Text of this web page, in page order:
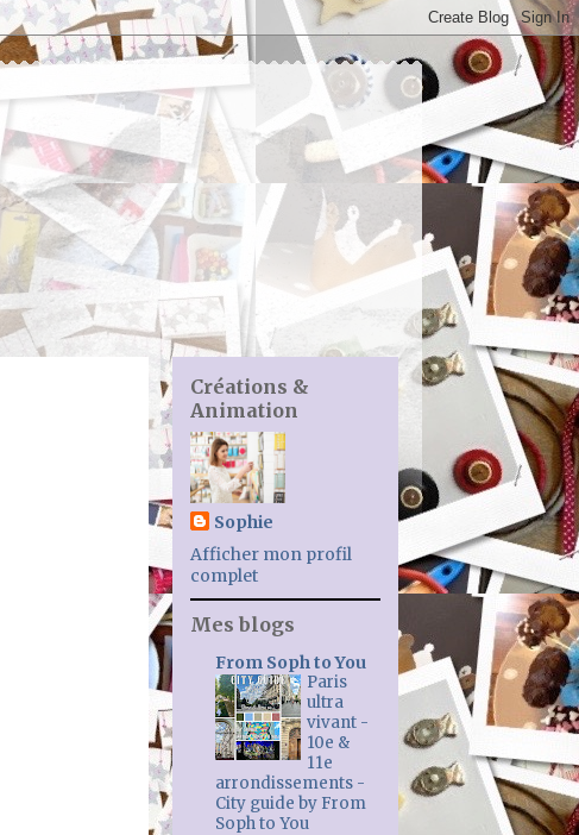
Créations &
Animation
Sophie
Afficher mon profil
complet
Mes blogs
From Soph to You
Paris
ultra
vivant -
10e &
11e
arrondissements -
City guide by From
Soph to You